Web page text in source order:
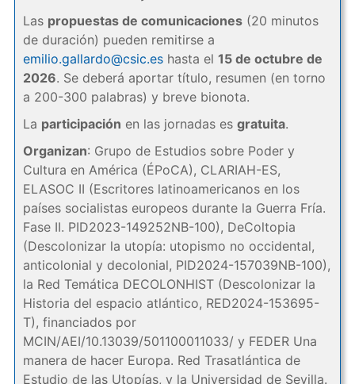
Las propuestas de comunicaciones(20 minutos
de duración) pueden remitirse a
emilio.gallardo@csic.eshasta el 15 de octubre de
2026. Se deberá aportar título, resumen (en torno
a 200-300 palabras) y breve bionota.
La participación en las jornadas es gratuita.
Organizan: Grupo de Estudios sobre Poder y
Cultura en América (ÉPoCA), CLARIAH-ES,
ELASOC II (Escritores latinoamericanos en los
países socialistas europeos durante la Guerra Fría.
Fase II. PID2023-149252NB-100), DeColtopia
(Descolonizar la utopía: utopismo no occidental,
anticolonial y decolonial, PID2024-157039NB-100),
la Red Temática DECOLONHIST (Descolonizar la
Historia del espacio atlántico, RED2024-153695-
T), financiados por
MCIN/AEI/10.13039/501100011033/ y FEDER Una
manera de hacer Europa. Red Trasatlántica de
Estudio de las Utopías, y la Universidad de Sevilla.